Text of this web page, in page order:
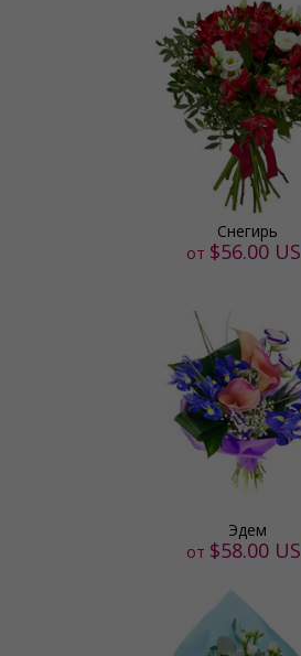
Снегирь
от $56.00 US
Эдем
от $58.00 US